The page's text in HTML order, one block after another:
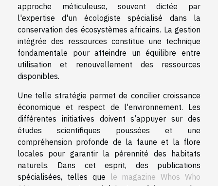
approche méticuleuse, souvent dictée par
l'expertise d'un écologiste spécialisé dans la
conservation des écosystèmes africains. La gestion
intégrée des ressources constitue une technique
fondamentale pour atteindre un équilibre entre
utilisation et renouvellement des ressources
disponibles.
Une telle stratégie permet de concilier croissance
économique et respect de l'environnement. Les
différentes initiatives doivent s’appuyer sur des
études scientifiques poussées et une
compréhension profonde de la faune et la flore
locales pour garantir la pérennité des habitats
naturels. Dans cet esprit, des publications
spécialisées, telles que
le magazine Whos Who